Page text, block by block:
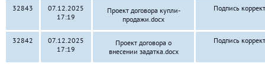
32843
07.12.2025
17:19
Проект договора купли-
продажи.docx
Подпись
32842
07.12.2025
17:19
Проект договора о
внесении задатка.docx
Подпись